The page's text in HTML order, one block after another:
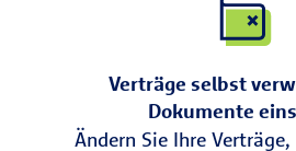
Verträge selbst
Dokumente
Ändern Sie Ihre